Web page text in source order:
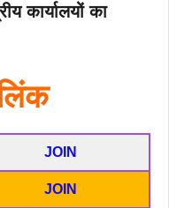
कार्यालयों का
JOIN
JOIN